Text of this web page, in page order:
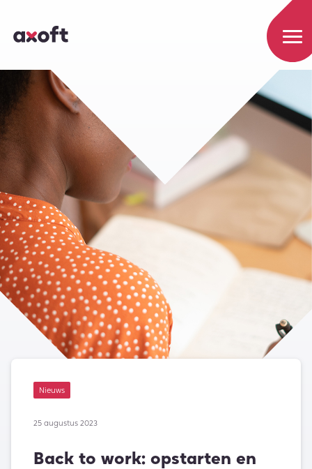
Nieuws
25 augustus 2023
Back to work: opstarten en